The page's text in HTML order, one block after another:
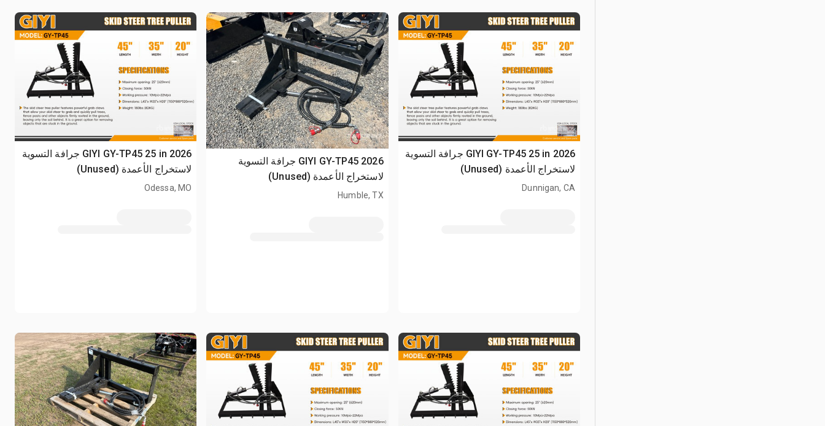
2026 GIYI GY-TP45 25 in جرافة التسوية
لاستخراج الأعمدة (Unused)
Dunnigan, CA
2026 GIYI GY-TP45 جرافة التسوية
لاستخراج الأعمدة (Unused)
Humble, TX
2026 GIYI GY-TP45 25 in جرافة التسوية
لاستخراج الأعمدة (Unused)
Odessa, MO